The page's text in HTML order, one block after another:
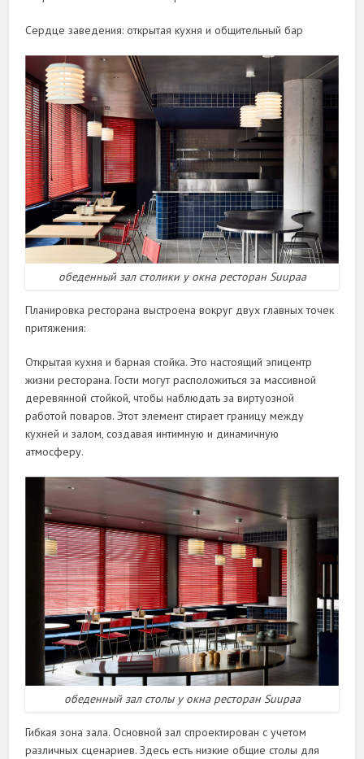
Сердце заведения: открытая кухня и общительный бар
обеденный зал столики у окна ресторан Suupaa
Планировка ресторана выстроена вокруг двух главных точек
притяжения:
Открытая кухня и барная стойка. Это настоящий эпицентр
жизни ресторана. Гости могут расположиться за массивной
деревянной стойкой, чтобы наблюдать за виртуозной
работой поваров. Этот элемент стирает границу между
кухней и залом, создавая интимную и динамичную
атмосферу.
обеденный зал столы у окна ресторан Suupaa
Гибкая зона зала. Основной зал спроектирован с учетом
различных сценариев. Здесь есть низкие общие столы для